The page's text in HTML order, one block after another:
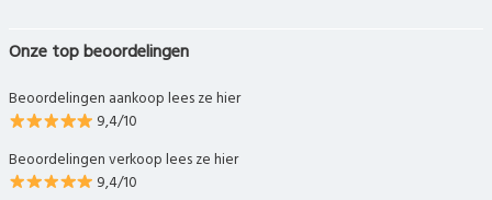
Onze top beoordelingen
Beoordelingen aankoop lees ze hier
9,4/10
Beoordelingen verkoop lees ze hier
9,4/10